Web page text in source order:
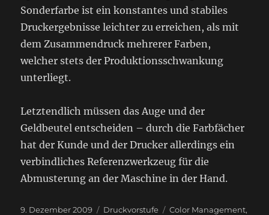
Sonderfarbe ist ein konstantes und stabiles
Druckergebnisse leichter zu erreichen, als mit
dem Zusammendruck mehrerer Farben,
welcher stets der Produktionsschwankung
unterliegt.
Letztendlich müssen das Auge und der
Geldbeutel entscheiden – durch die Farbfächer
hat der Kunde und der Drucker allerdings ein
verbindliches Referenzwerkzeug für die
Abmusterung an der Maschine in der Hand.
Veröffentlicht
9. Dezember 2009 Kategorien
Druckvorstufe Schlagwörter
Color Management,